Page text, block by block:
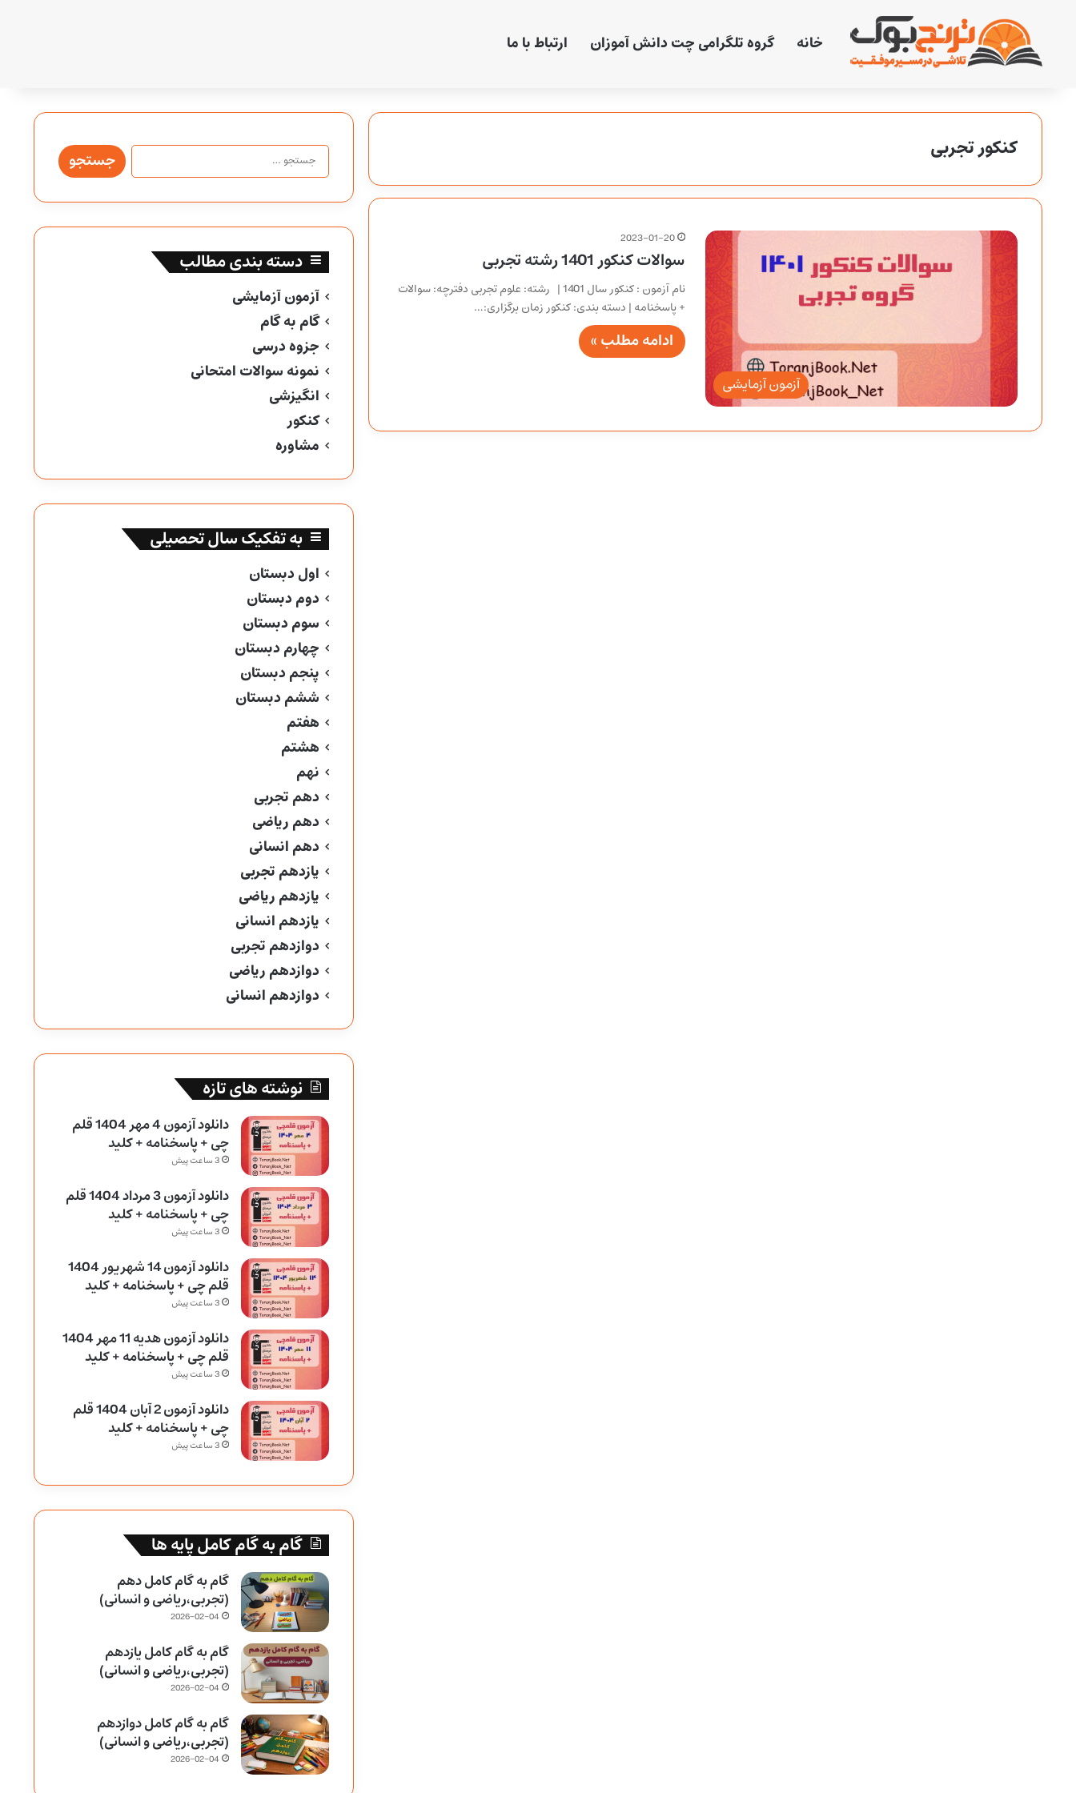
خانه گروه تلگرامی چت دانش آموزان ارتباط با ما
کنکور تجربی
آزمون آزمایشی
2023-01-20
سوالات کنکور 1401 رشته تجربی
نام آزمون : کنکور سال 1401 | رشته: علوم تجربی دفترچه: سوالات
+ پاسخنامه | دسته بندی: کنکور زمان برگزاری:…
ادامه مطلب »
جستجو
برای:
دسته بندی مطالب
آزمون آزمایشی
گام به گام
جزوه درسی
نمونه سوالات امتحانی
انگیزشی
کنکور
مشاوره
به تفکیک سال تحصیلی
اول دبستان
دوم دبستان
سوم دبستان
چهارم دبستان
پنجم دبستان
ششم دبستان
هفتم
هشتم
نهم
دهم تجربی
دهم ریاضی
دهم انسانی
یازدهم تجربی
یازدهم ریاضی
یازدهم انسانی
دوازدهم تجربی
دوازدهم ریاضی
دوازدهم انسانی
نوشته های تازه
دانلود آزمون 4 مهر 1404 قلم
چی + پاسخنامه + کلید
3 ساعت پیش
دانلود آزمون 3 مرداد 1404 قلم
چی + پاسخنامه + کلید
3 ساعت پیش
دانلود آزمون 14 شهریور 1404
قلم چی + پاسخنامه + کلید
3 ساعت پیش
دانلود آزمون هدیه 11 مهر 1404
قلم چی + پاسخنامه + کلید
3 ساعت پیش
دانلود آزمون 2 آبان 1404 قلم
چی + پاسخنامه + کلید
3 ساعت پیش
گام به گام کامل پایه ها
گام به گام کامل دهم
(تجربی،ریاضی و انسانی)
2026-02-04
گام به گام کامل یازدهم
(تجربی،ریاضی و انسانی)
2026-02-04
گام به گام کامل دوازدهم
(تجربی،ریاضی و انسانی)
2026-02-04